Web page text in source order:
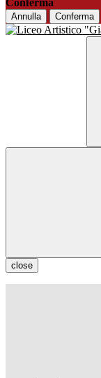
Conferma
Annulla Conferma
close